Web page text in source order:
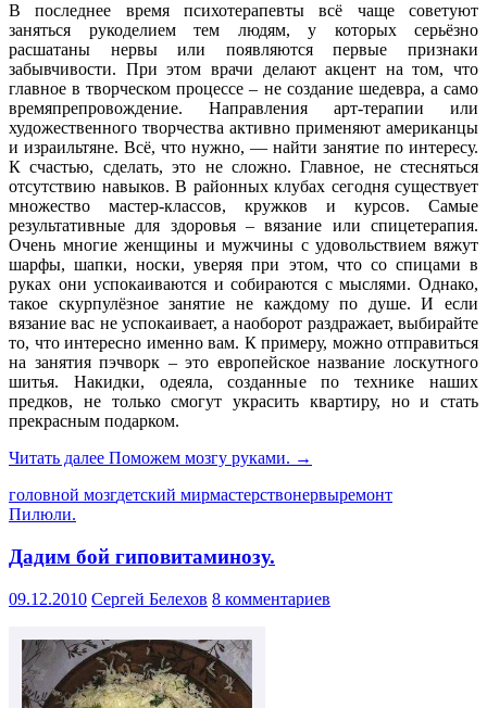
В последнее время психотерапевты всё чаще советуют
заняться рукоделием тем людям, у которых серьёзно
расшатаны нервы или появляются первые признаки
забывчивости. При этом врачи делают акцент на том, что
главное в творческом процессе – не создание шедевра, а само
времяпрепровождение. Направления арт-терапии или
художественного творчества активно применяют американцы
и израильтяне. Всё, что нужно, — найти занятие по интересу.
К счастью, сделать, это не сложно. Главное, не стесняться
отсутствию навыков. В районных клубах сегодня существует
множество мастер-классов, кружков и курсов. Самые
результативные для здоровья – вязание или спицетерапия.
Очень многие женщины и мужчины с удовольствием вяжут
шарфы, шапки, носки, уверяя при этом, что со спицами в
руках они успокаиваются и собираются с мыслями. Однако,
такое скурпулёзное занятие не каждому по душе. И если
вязание вас не успокаивает, а наоборот раздражает, выбирайте
то, что интересно именно вам. К примеру, можно отправиться
на занятия пэчворк – это европейское название лоскутного
шитья. Накидки, одеяла, созданные по технике наших
предков, не только смогут украсить квартиру, но и стать
прекрасным подарком.
Читать далее Поможем мозгу руками. →
головной мозгдетский мирмастерствонервыремонт
Пилюли.
Дадим бой гиповитаминозу.
09.12.2010 Сергей Белехов 8 комментариев